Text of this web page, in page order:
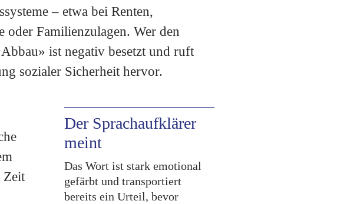
– etwa bei Renten,
Familienzulagen. Wer den
ist negativ besetzt und ruft
sozialer Sicherheit hervor.
Zeit
Der Sprachaufklärer
meint
Das Wort ist stark emotional
gefärbt und transportiert
bereits ein Urteil, bevor